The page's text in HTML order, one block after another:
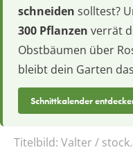
schneiden solltest?
300 Pflanzen verrät
Obstbäumen über
bleibt dein Garten
Schnittkalender
Titelbild: Valter /